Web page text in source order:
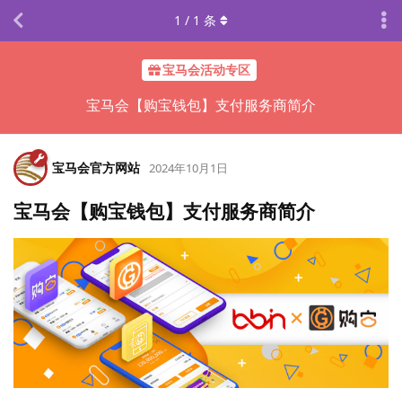
宝马会活动专区
宝马会【购宝钱包】支付服务商简介
1 / 1 条
宝马会官方网站 2024年10月1日
宝马会【购宝钱包】支付服务商简介